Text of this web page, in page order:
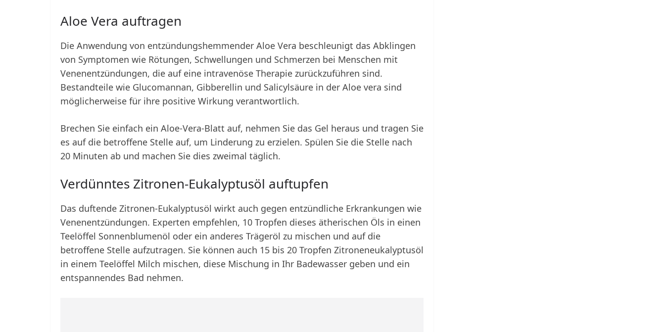
Aloe Vera auftragen
Die Anwendung von entzündungshemmender Aloe Vera beschleunigt das Abklingen
von Symptomen wie Rötungen, Schwellungen und Schmerzen bei Menschen mit
Venenentzündungen, die auf eine intravenöse Therapie zurückzuführen sind.
Bestandteile wie Glucomannan, Gibberellin und Salicylsäure in der Aloe vera sind
möglicherweise für ihre positive Wirkung verantwortlich.
Brechen Sie einfach ein Aloe-Vera-Blatt auf, nehmen Sie das Gel heraus und tragen Sie
es auf die betroffene Stelle auf, um Linderung zu erzielen. Spülen Sie die Stelle nach
20 Minuten ab und machen Sie dies zweimal täglich.
Verdünntes Zitronen-Eukalyptusöl auftupfen
Das duftende Zitronen-Eukalyptusöl wirkt auch gegen entzündliche Erkrankungen wie
Venenentzündungen. Experten empfehlen, 10 Tropfen dieses ätherischen Öls in einen
Teelöffel Sonnenblumenöl oder ein anderes Trägeröl zu mischen und auf die
betroffene Stelle aufzutragen. Sie können auch 15 bis 20 Tropfen Zitroneneukalyptusöl
in einem Teelöffel Milch mischen, diese Mischung in Ihr Badewasser geben und ein
entspannendes Bad nehmen.